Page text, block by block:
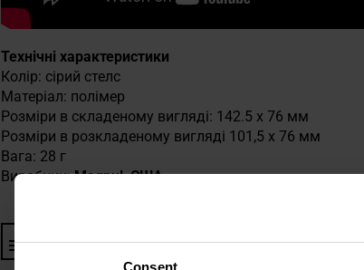
Consent
Технічні характеристики
Колір: сірий стелс
Матеріал: полімер
Розміри в складеному вигляді: 142.5 x 76 мм
Розміри в розкладеному вигляді 101,5 х 76 мм
Вага: 28 г
Виробник:Magpul, США
Інформація про виробника та техніку безпеки